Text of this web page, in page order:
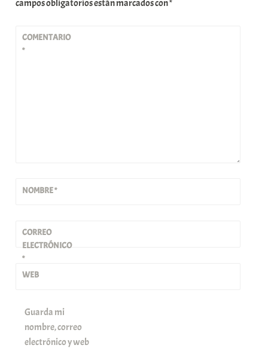
campos obligatorios están marcados con*
COMENTARIO
*
NOMBRE*
CORREO
ELECTRÓNICO
*
WEB
Guarda mi
nombre, correo
electrónico y web